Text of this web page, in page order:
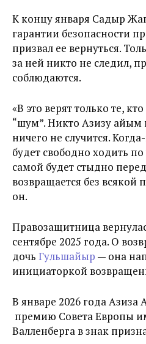
К концу января Садыр
гарантии безопасности
призвал ее вернуться.
за ней никто не следил,
соблюдаются.
«В это верят только те,
“шум”. Никто Азизу айым
ничего не случится.
будет свободно ходить
самой будет стыдно
возвращается без всякой
он.
Правозащитница
сентябре 2025 года. О
дочь Гульшайыр — она
инициаторкой
В январе 2026 года Азиза
премию Совета Европы
Валленберга в знак